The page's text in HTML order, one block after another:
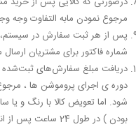
مرجوع نمودن مابه التفاوت وجه
پس از هر ثبت سفارش در سیستم،
شماره فاکتور برای مشتریان
دریافت مبلغ سفارش‌های ثبت‌شده
دوره ى اجراى پروموشن ها ،
شود. اما تعويض كالا با رنگ و يا
بودن ) در طول 24 ساعت پس از انجام خريد قابل انجام مى باشد.